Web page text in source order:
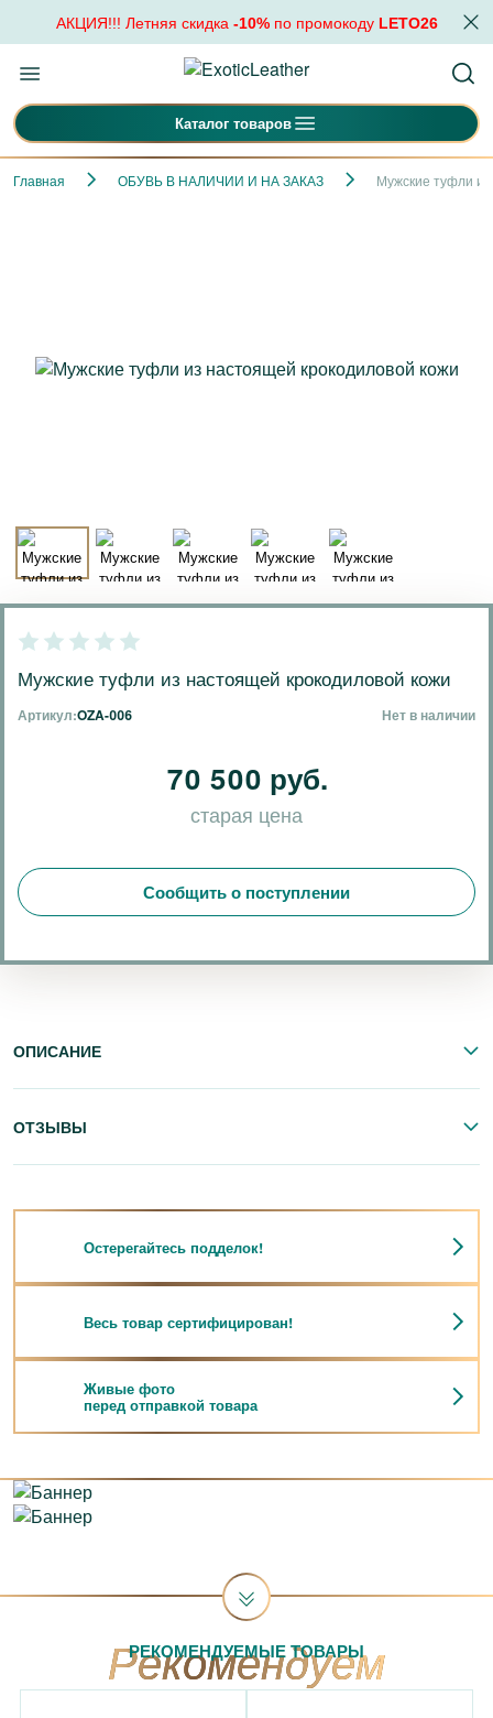
АКЦИЯ!!! Летняя скидка -10%по промокоду LETO26
Каталог товаров
Главная ОБУВЬ В НАЛИЧИИ И НА ЗАКАЗ Мужские туфли
Мужские туфли из настоящей крокодиловой кожи
Артикул:OZA-006 Нет в наличии
70 500 руб.
старая цена
Сообщить о поступлении
ОПИСАНИЕ
ОТЗЫВЫ
Остерегайтесь подделок!
Весь товар сертифицирован!
Живые фото
перед отправкой товара
РЕКОМЕНДУЕМЫЕ ТОВАРЫ